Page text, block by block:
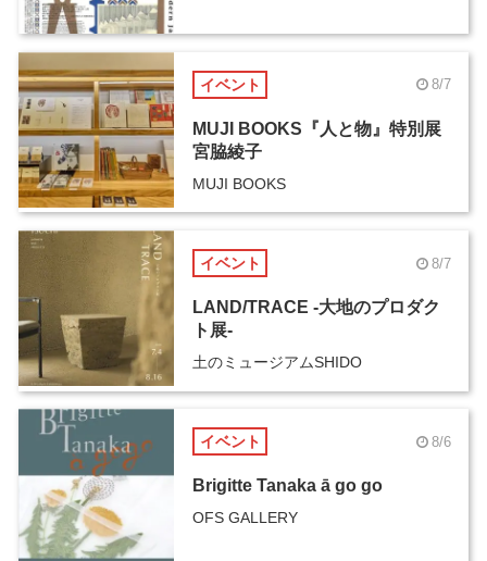
イベント 8/7
MUJI BOOKS『人と物』特別展
宮脇綾子
MUJI BOOKS
イベント 8/7
LAND/TRACE -大地のプロダク
ト展-
土のミュージアムSHIDO
イベント 8/6
Brigitte Tanaka ā go go
OFS GALLERY